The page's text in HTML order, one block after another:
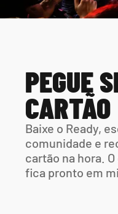
PEGUE
CARTÃO
Baixe o Ready,
comunidade e
cartão na hora.
fica pronto em